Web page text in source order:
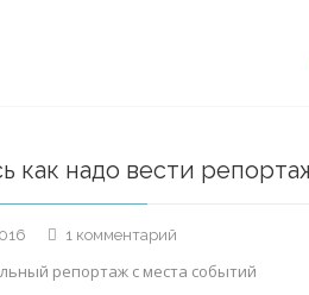
как надо вести
1 комментарий
Учитесь
репортаж с места событий